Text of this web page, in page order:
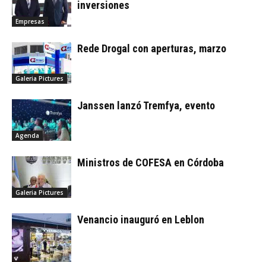
Empresas
inversiones
Galeria Pictures
Rede Drogal con aperturas, marzo
Agenda
Janssen lanzó Tremfya, evento
Galeria Pictures
Ministros de COFESA en Córdoba
Venancio inauguró en Leblon